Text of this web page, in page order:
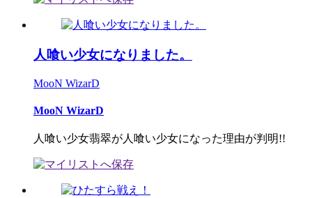
人喰い少女になりました。
MooN WizarD
MooN WizarD
人喰い少女翡翠が人喰い少女になった理由が判明!!